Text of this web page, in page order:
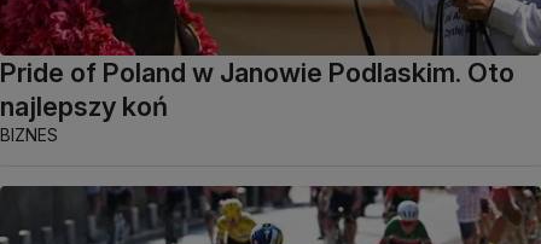
Pride of Poland w Janowie Podlaskim. Oto
najlepszy koń
BIZNES